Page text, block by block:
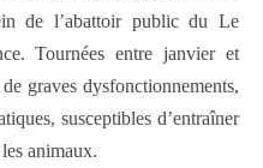
de l’abattoir public du Le
. Tournées entre janvier et
graves dysfonctionnements,
susceptibles d’entraîner
animaux.